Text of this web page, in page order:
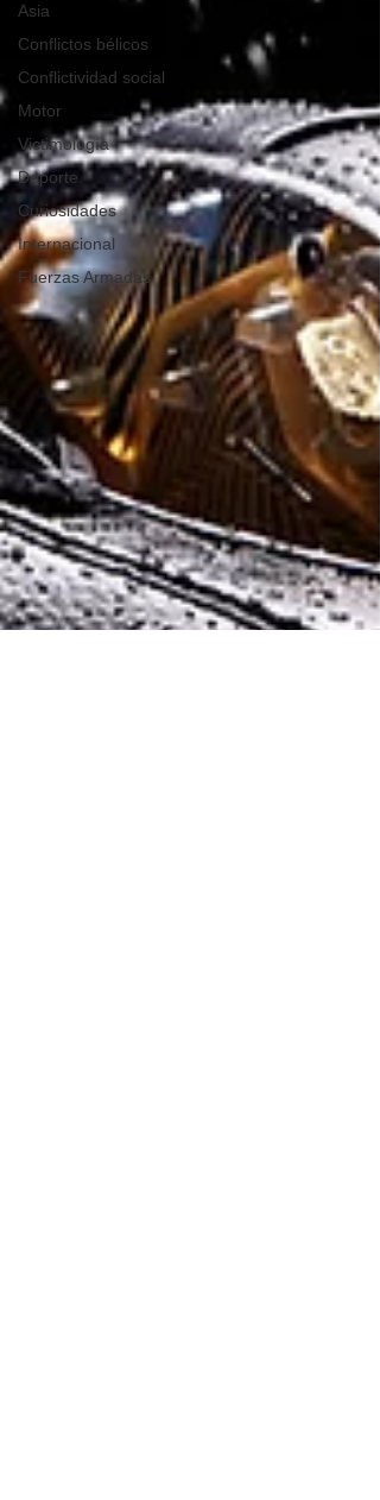
Asia
Conflictos bélicos
Conflictividad social
Motor
Victimología
Deporte
Curiosidades
Internacional
Fuerzas Armadas